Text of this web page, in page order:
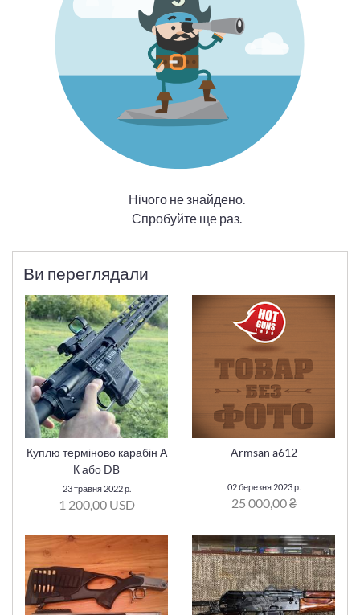
Нічого не знайдено.
Спробуйте ще раз.
Ви переглядали
Куплю терміново карабін А
К або DB
23 травня 2022 р.
1 200,00 USD
Armsan a612
02 березня 2023 р.
25 000,00 ₴